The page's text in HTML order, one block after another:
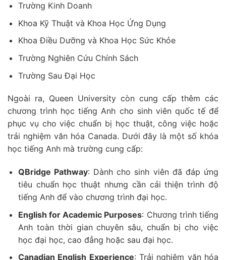
Trường Kinh Doanh
Khoa Kỹ Thuật và Khoa Học Ứng Dụng
Khoa Điều Dưỡng và Khoa Học Sức Khỏe
Trường Nghiên Cứu Chính Sách
Trường Sau Đại Học
Ngoài ra, Queen University còn cung cấp thêm các
chương trình học tiếng Anh cho sinh viên quốc tế để
phục vụ cho việc chuẩn bị học thuật, công việc hoặc
trải nghiệm văn hóa Canada. Dưới đây là một số khóa
học tiếng Anh mà trường cung cấp:
QBridge Pathway: Dành cho sinh viên đã đáp ứng
tiêu chuẩn học thuật nhưng cần cải thiện trình độ
tiếng Anh để vào chương trình đại học.
English for Academic Purposes: Chương trình tiếng
Anh toàn thời gian chuyên sâu, chuẩn bị cho việc
học đại học, cao đẳng hoặc sau đại học.
Canadian English Experience: Trải nghiệm văn hóa